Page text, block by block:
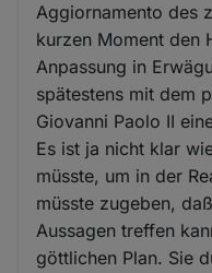
Aggiornamento des
kurzen Moment den
Anpassung in
spätestens mit dem
Giovanni Paolo II
Es ist ja nicht klar
müsste, um in der
müsste zugeben,
Aussagen treffen
göttlichen Plan. Sie